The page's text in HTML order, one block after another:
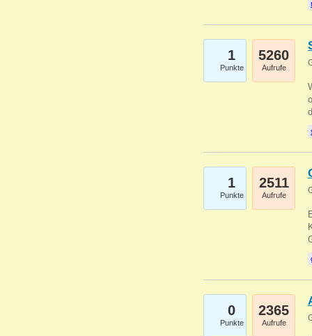
1
Punkte
5260
Aufrufe
1
Punkte
2511
Aufrufe
0
Punkte
2365
Aufrufe